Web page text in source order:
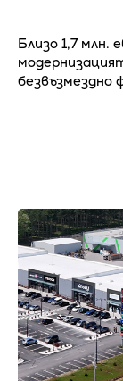
Близо 1,7 млн.
безвъзмездно